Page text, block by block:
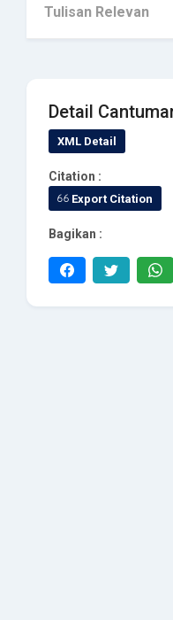
Tulisan Relevan
Detail
XML Detail
Citation :
Export Citation
Bagikan :